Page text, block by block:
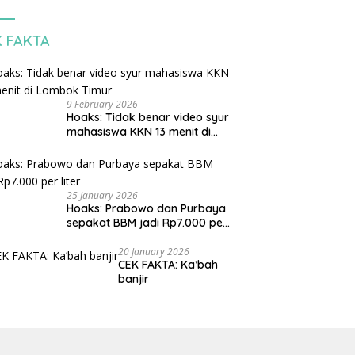
FAKTA
9 February 2026
Hoaks: Tidak benar video syur
mahasiswa KKN 13 menit di
25 January 2026
Hoaks: Prabowo dan Purbaya
sepakat BBM jadi Rp7.000 per
20 January 2026
CEK FAKTA: Ka’bah
banjir